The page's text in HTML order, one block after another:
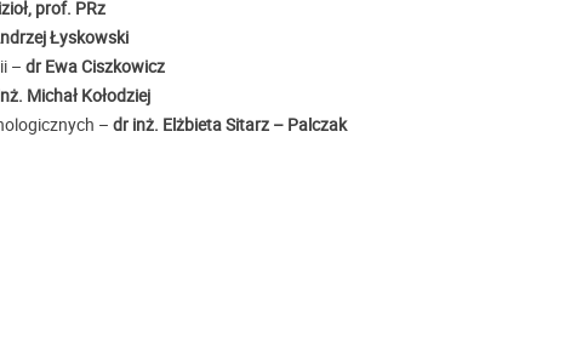
prof. PRz
Łyskowski
– dr Ewa Ciszkowicz
Michał Kołodziej
– dr inż. Elżbieta Sitarz – Palczak